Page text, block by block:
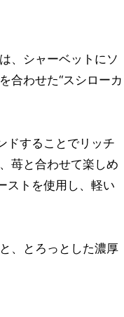
、シャーベットにソ
合わせた“スシローカ
ドすることでリッチ
苺と合わせて楽しめ
ストを使用し、軽い
、とろっとした濃厚